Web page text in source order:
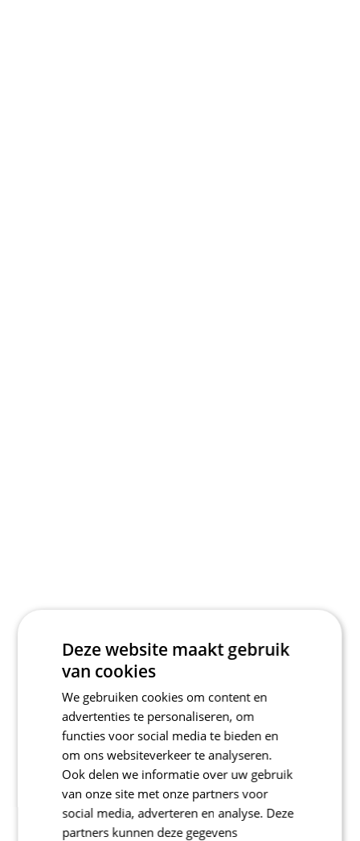
Deze website maakt gebruik
van cookies
We gebruiken cookies om content en
advertenties te personaliseren, om
functies voor social media te bieden en
om ons websiteverkeer te analyseren.
Ook delen we informatie over uw gebruik
van onze site met onze partners voor
social media, adverteren en analyse. Deze
partners kunnen deze gegevens